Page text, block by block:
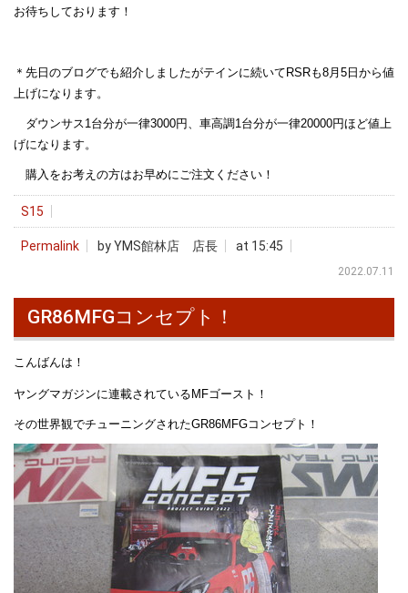
お待ちしております！
＊先日のブログでも紹介しましたがテインに続いてRSRも8月5日から値
上げになります。
ダウンサス1台分が一律3000円、車高調1台分が一律20000円ほど値上
げになります。
購入をお考えの方はお早めにご注文ください！
S15
Permalink by YMS館林店 店長 at 15:45
2022.07.11
GR86MFGコンセプト！
こんばんは！
ヤングマガジンに連載されているMFゴースト！
その世界観でチューニングされたGR86MFGコンセプト！